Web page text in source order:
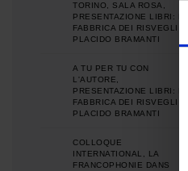
TORINO, SALA ROSA,
PRESENTAZIONE LIBRI: LA
FABBRICA DEI RISVEGLI DI
PLACIDO BRAMANTI
A TU PER TU CON
L'AUTORE,
PRESENTAZIONE LIBRI: LA
FABBRICA DEI RISVEGLI DI
PLACIDO BRAMANTI
COLLOQUE
INTERNATIONAL, LA
FRANCOPHONIE DANS